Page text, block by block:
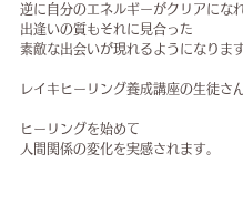
逆に自分のエネルギーがクリアにな
出逢いの質もそれに見合った
素敵な出会いが現れるようになります
レイキヒーリング養成講座の生徒さ
ヒーリングを始めて
人間関係の変化を実感されます。